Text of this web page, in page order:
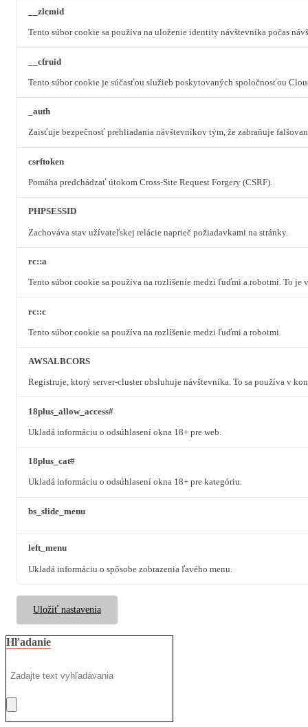
__zlcmid
Tento súbor cookie sa používa na uloženie identity návštevníka počas
__cfruid
Tento súbor cookie je súčasťou služieb poskytovaných spoločnosťou
_auth
Zaisťuje bezpečnosť prehliadania návštevníkov tým, že zabraňuje
csrftoken
Pomáha predchádzať útokom Cross-Site Request Forgery (CSRF).
PHPSESSID
Zachováva stav užívateľskej relácie naprieč požiadavkami na stránky.
rc::a
Tento súbor cookie sa používa na rozlíšenie medzi ľuďmi a robotmi. To
rc::c
Tento súbor cookie sa používa na rozlíšenie medzi ľuďmi a robotmi.
AWSALBCORS
Registruje, ktorý server-cluster obsluhuje návštevníka. To sa používa v
18plus_allow_access#
Ukladá informáciu o odsúhlasení okna 18+ pre web.
18plus_cat#
Ukladá informáciu o odsúhlasení okna 18+ pre kategóriu.
bs_slide_menu
left_menu
Ukladá informáciu o spôsobe zobrazenia ľavého menu.
Uložiť nastavenia
Hľadanie